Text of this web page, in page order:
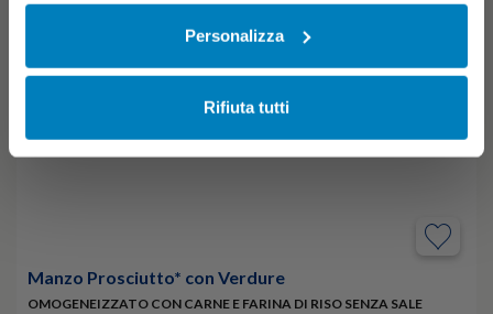
Personalizza
Rifiuta tutti
Manzo Prosciutto* con Verdure
OMOGENEIZZATO CON CARNE E FARINA DI RISO SENZA SALE